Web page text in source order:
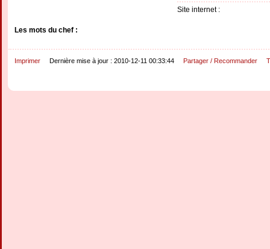
Site internet :
Les mots du chef :
Imprimer Dernière mise à jour : 2010-12-11 00:33:44 Partager / Recommander